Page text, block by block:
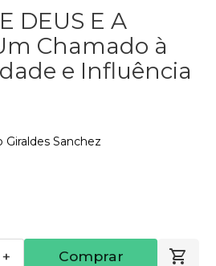
DEUS E A
Chamado à
e Influência
Giraldes Sanchez
+ Comprar